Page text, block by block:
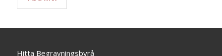
Hitta Begravningsbyrå